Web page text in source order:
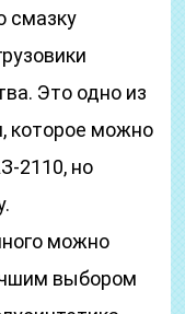
смазку
Это одно из
которое можно
2110, но
можно
выбором